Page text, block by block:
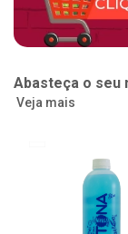
Abasteça o seu
Veja mais